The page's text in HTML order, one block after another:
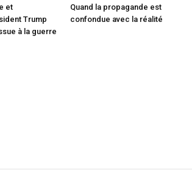
et
Trump
à la guerre
Quand la propagande est
confondue avec la réalité